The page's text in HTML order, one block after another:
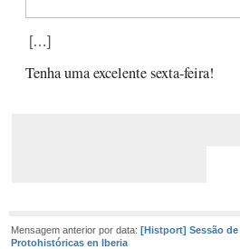
[…]
Tenha uma excelente sexta-feira!
Mensagem anterior por data: [Histport] Sessão
Protohistóricas en Iberia